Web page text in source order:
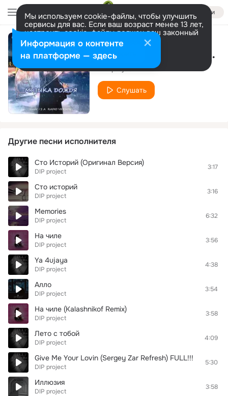
Войти
Мы используем cookie-файлы, чтобы улучшить
сервисы для вас. Если ваш возраст менее 13 лет,
настроить cookie-файлы должен ваш законный
представитель. Больше информации
Разрешить все Настроить Музыка дождя (feat. Visa) [Radio Version]
DIP project
Слушать
Другие песни исполнителя
Сто Историй (Оригинал Версия)
DIP project
3:17
Сто историй
DIP project
3:16
Memories
DIP project
6:32
На чиле
DIP project
3:56
Ya 4ujaya
DIP project
4:38
Алло
DIP project
3:54
На чиле (Kalashnikof Remix)
DIP project
3:58
Лето с тобой
DIP project
4:09
Give Me Your Lovin (Sergey Zar Refresh) FULL!!!
DIP project
5:30
Иллюзия
DIP project
3:58
Информация о контенте
на платформе — здесь